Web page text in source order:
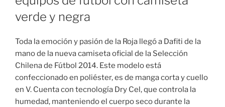
verde y negra
Toda la emoción y pasión de la Roja llegó a Dafiti de la
mano de la nueva camiseta oficial de la Selección
Chilena de Fútbol 2014. Este modelo está
confeccionado en poliéster, es de manga corta y cuello
en V. Cuenta con tecnología Dry Cel, que controla la
humedad, manteniendo el cuerpo seco durante la